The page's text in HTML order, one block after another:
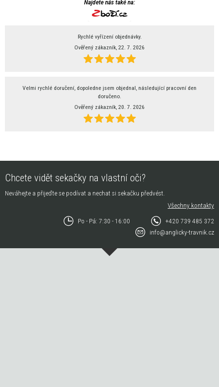
Najdete nás také na:
Rychlé vyřízení objednávky.
Ověřený zákazník, 22. 7. 2026
Velmi rychlé doručení, dopoledne jsem objednal, následující pracovní den
doručeno.
Ověřený zákazník, 20. 7. 2026
Chcete vidět sekačky na vlastní oči?
Neváhejte a přijeďte se podívat a nechat si sekačku předvést.
Všechny kontakty
Po - Pá: 7:30 - 16:00
+420 739 485 372
info@anglicky-travnik.cz